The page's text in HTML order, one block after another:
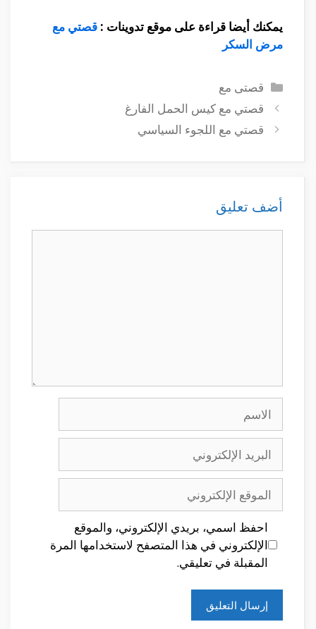
يمكنك أيضا قراءة على موقع تدوينات : قصتي مع
مرض السكر
التصنيفات
قصتى مع
قصتي مع كيس الحمل الفارغ
قصتي مع اللجوء السياسي
أضف تعليق
الاسم
البريد
الإلكتروني
الموقع
الإلكتروني
احفظ اسمي، بريدي الإلكتروني، والموقع
الإلكتروني في هذا المتصفح لاستخدامها المرة
المقبلة في تعليقي.